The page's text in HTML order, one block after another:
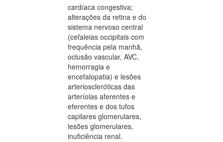
cardíaca congestiva;
alterações da retina e do
sistema nervoso central
(cefaleias occipitais com
frequência pela manhã,
oclusão vascular, AVC,
hemorragia e
encefalopatia) e lesões
arterioscleróticas das
arteríolas aferentes e
eferentes e dos tufos
capilares glomerulares,
lesões glomerulares,
inuficiência renal.